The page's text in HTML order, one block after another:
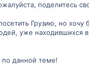
поделитесь
Грузию, но
уже
по данной теме!